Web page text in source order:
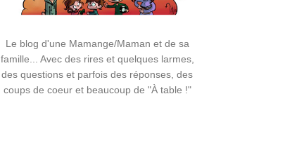
Le blog d'une Mamange/Maman et de sa
famille... Avec des rires et quelques larmes,
des questions et parfois des réponses, des
coups de coeur et beaucoup de "À table !"